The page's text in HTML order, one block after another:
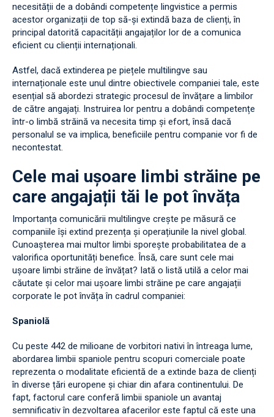
necesității de a dobândi competențe lingvistice a permis
acestor organizații de top să-și extindă baza de clienți, în
principal datorită capacității angajaților lor de a comunica
eficient cu clienții internaționali.
Astfel, dacă extinderea pe piețele multilingve sau
internaționale este unul dintre obiectivele companiei tale, este
esențial să abordezi strategic procesul de învățare a limbilor
de către angajați. Instruirea lor pentru a dobândi competențe
într-o limbă străină va necesita timp și efort, însă dacă
personalul se va implica, beneficiile pentru companie vor fi de
necontestat.
Cele mai ușoare limbi străine pe
care angajații tăi le pot învăța
Importanța comunicării multilingve crește pe măsură ce
companiile își extind prezența și operațiunile la nivel global.
Cunoașterea mai multor limbi sporește probabilitatea de a
valorifica oportunități benefice. Însă, care sunt cele mai
ușoare limbi străine de învățat? Iată o listă utilă a celor mai
căutate și celor mai ușoare limbi străine pe care angajații
corporate le pot învăța în cadrul companiei:
Spaniolă
Cu peste 442 de milioane de vorbitori nativi în întreaga lume,
abordarea limbii spaniole pentru scopuri comerciale poate
reprezenta o modalitate eficientă de a extinde baza de clienți
în diverse țări europene și chiar din afara continentului. De
fapt, factorul care conferă limbii spaniole un avantaj
semnificativ în dezvoltarea afacerilor este faptul că este una